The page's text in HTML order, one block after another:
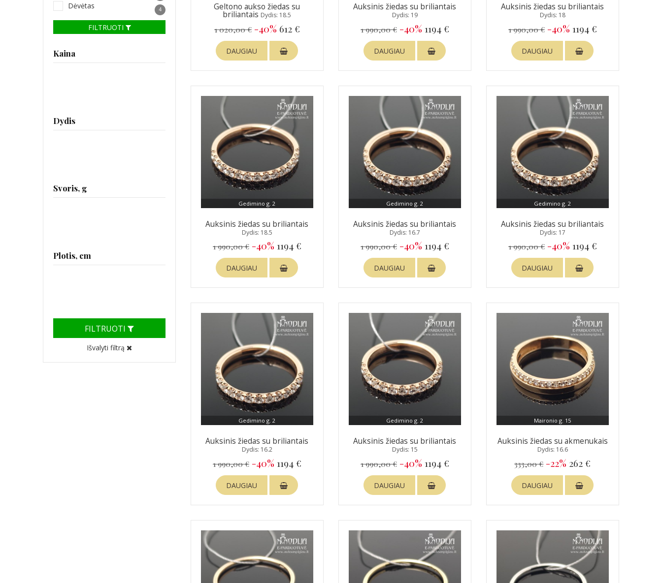
Dėvėtas 4
FILTRUOTI
Kaina
Dydis
Svoris, g
Plotis, cm
FILTRUOTI
Išvalyti filtrą
Geltono aukso žiedas su
briliantais Dydis: 18.5
1 020,00 € -40% 612 €
DAUGIAU
Auksinis žiedas su briliantais
Dydis: 19
1 990,00 € -40% 1194 €
DAUGIAU
Auksinis žiedas su briliantais
Dydis: 18
1 990,00 € -40% 1194 €
DAUGIAU
Gedimino g. 2
Auksinis žiedas su briliantais
Dydis: 18.5
1 990,00 € -40% 1194 €
DAUGIAU
Gedimino g. 2
Auksinis žiedas su briliantais
Dydis: 16.7
1 990,00 € -40% 1194 €
DAUGIAU
Gedimino g. 2
Auksinis žiedas su briliantais
Dydis: 17
1 990,00 € -40% 1194 €
DAUGIAU
Gedimino g. 2
Auksinis žiedas su briliantais
Dydis: 16.2
1 990,00 € -40% 1194 €
DAUGIAU
Gedimino g. 2
Auksinis žiedas su briliantais
Dydis: 15
1 990,00 € -40% 1194 €
DAUGIAU
Maironio g. 15
Auksinis žiedas su akmenukais
Dydis: 16.6
333,00 € -22% 262 €
DAUGIAU